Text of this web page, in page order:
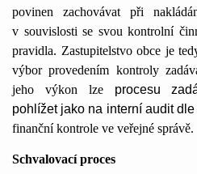
povinen zachovávat při
v souvislosti se svou kontrolní
pravidla. Zastupitelstvo obce je
výbor provedením kontroly
jeho výkon lze procesu
pohlížet jako na interní audit
finanční kontrole ve veřejné správě.
Schvalovací proces